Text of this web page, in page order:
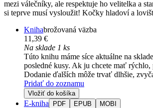
mezi válečníky, ale respektuje ho velitelka a
si teprve musí vysloužit! Kočky hladoví a
Knihabrožovaná väzba
11,39 €
Na sklade 1 ks
Túto knihu máme síce aktuálne na
posledné kusy. Ak ju chcete mať rýchlo,
Dodanie ďalších môže trvať dlhšie,
Pridať do zoznamu
Vložiť do košíka
E-kniha PDF EPUB MOBI